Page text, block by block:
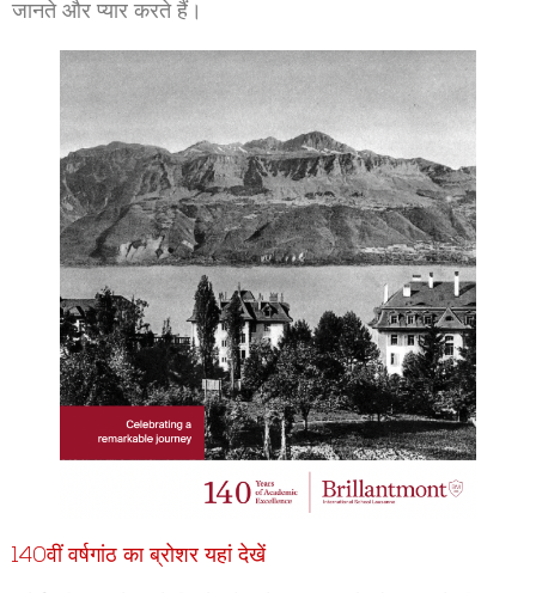
जानते और प्यार करते हैं।
140वीं वर्षगांठ का ब्रोशर यहां देखें